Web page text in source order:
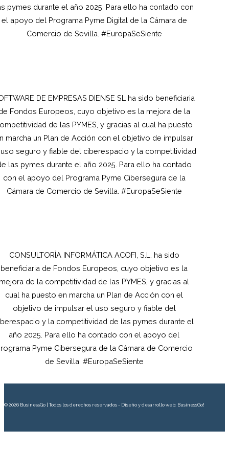
pymes durante el año 2025. Para ello ha contado con
el apoyo del Programa Pyme Digital de la Cámara de
Comercio de Sevilla. #EuropaSeSiente
DE EMPRESAS DIENSE SL ha sido beneficiaria
Fondos Europeos, cuyo objetivo es la mejora de la
de las PYMES, y gracias al cual ha puesto
marcha un Plan de Acción con el objetivo de impulsar
seguro y fiable del ciberespacio y la competitividad
las pymes durante el año 2025. Para ello ha contado
con el apoyo del Programa Pyme Cibersegura de la
Cámara de Comercio de Sevilla. #EuropaSeSiente
CONSULTORÍA INFORMÁTICA ACOFI, S.L. ha sido
beneficiaria de Fondos Europeos, cuyo objetivo es la
de la competitividad de las PYMES, y gracias al
cual ha puesto en marcha un Plan de Acción con el
objetivo de impulsar el uso seguro y fiable del
y la competitividad de las pymes durante el
año 2025. Para ello ha contado con el apoyo del
Pyme Cibersegura de la Cámara de Comercio
de Sevilla. #EuropaSeSiente
© 2026 BusinessGo | Todos los derechos reservados - Diseño y desarrollo web: BusinessGo!